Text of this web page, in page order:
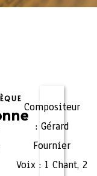
Compositeur
: Gérard
Fournier
Voix : 1 Chant,2